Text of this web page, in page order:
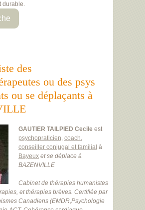
durable.
des
ou des psys
ou se déplaçants à
GAUTIER TAILPIED Cecile est
psychopraticien, coach,
conseiller conjugal et familial à
Bayeux et se déplace à
BAZENVILLE
Cabinet de thérapies humanistes
et thérapies brèves. Certifiée par
Canadiens (EMDR,Psychologie